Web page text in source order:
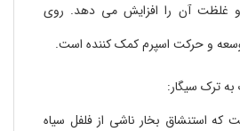
و غلظت آن را افزایش می دهد. روی
و حرکت اسپرم کمک کننده است.
که استنشاق بخار ناشی از فلفل سیاه